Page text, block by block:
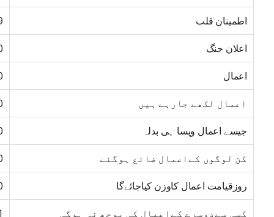
اطمینان قلب
اعلان جنگ
اعمال
اعمال لکھے جارہے ہیں
جیسے اعمال ویسا ہی بدلہ
کن لوگوں کےاعمال ضائع ہوگئے
روزقیامت اعمال کاوزن کیاجائےگا
کسی سےدوسرے کےاعمال کی پوچھ نہ ہوگی